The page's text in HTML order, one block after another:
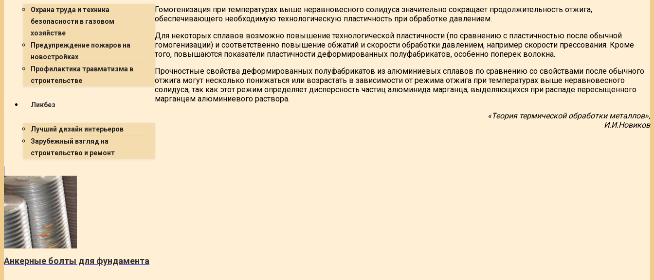
Охрана труда и техника
безопасности в газовом
хозяйстве
Предупреждение пожаров на
новостройках
Профилактика травматизма в
строительстве
Ликбез
Лучший дизайн интерьеров
Зарубежный взгляд на
строительство и ремонт
Гомогенизация при температурах выше неравновесного солидуса значительно сокращает продолжительность отжига,
обеспечивающего необходимую технологическую пластичность при обработке давлением.
Для некоторых сплавов возможно повышение технологической пластичности (по сравнению с пластичностью после обычной
гомогенизации) и соответственно повышение обжатий и скорости обработки давлением, например скорости прессования. Кроме
того, повышаются показатели пластичности деформированных полуфабрикатов, особенно поперек волокна.
Прочностные свойства деформированных полуфабрикатов из алюминиевых сплавов по сравнению со свойствами после обычного
отжига могут несколько понижаться или возрастать в зависимости от режима отжига при температурах выше неравновесного
солидуса, так как этот режим определяет дисперсность частиц алюминида марганца, выделяющихся при распаде пересыщенного
марганцем алюминиевого раствора.
«Теория термической обработки металлов»,
И.И.Новиков
Анкерные болты для фундамента